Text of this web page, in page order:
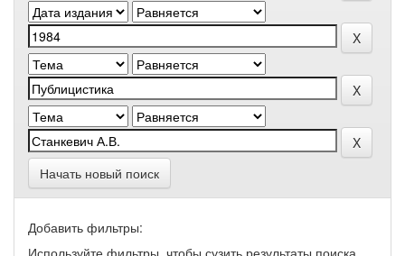
Начать новый поиск
Добавить фильтры:
Используйте фильтры, чтобы сузить результаты поиска.